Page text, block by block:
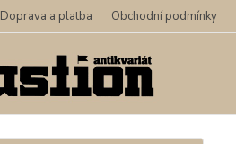
Doprava a platba Obchodní podmínky